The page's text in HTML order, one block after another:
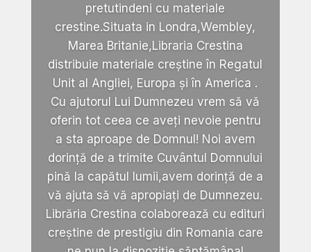
pretutindeni cu materiale
crestine.Situata in Londra,Wembley,
Marea Britanie,Libraria Crestina
distribuie materiale creștine în Regatul
Unit al Angliei, Europa și în America .
Cu ajutorul Lui Dumnezeu vrem să vă
oferin tot ceea ce aveți nevoie pentru
a sta aproape de Domnul! Noi avem
dorință de a trimite Cuvântul Domnului
pină la capătul lumii,avem dorință de a
vă ajuta să vă apropiați de Dumnezeu.
Librăria Crestina colaborează cu edituri
creștine de prestigiu din Romania care